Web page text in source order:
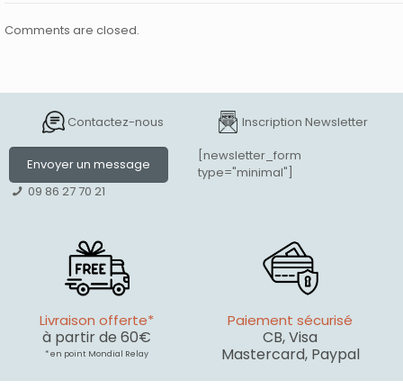
Comments are closed.
Contactez-nous
Envoyer un message
09 86 27 70 21
Inscription Newsletter
[newsletter_form
type="minimal"]
Livraison offerte*
à partir de 60€
* en point Mondial Relay
Paiement sécurisé
CB, Visa
Mastercard, Paypal